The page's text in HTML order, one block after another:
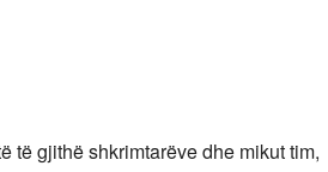
të gjithë shkrimtarëve dhe mikut tim,